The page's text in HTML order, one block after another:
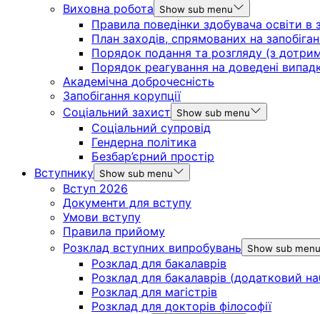
Виховна робота
Show sub menu
Правила поведінки здобувача освіти в
План заходів, спрямованих на
Порядок подання та розгляду (з
Порядок реагування на доведені
Академічна доброчесність
Запобігання корупції
Соціальний захист
Show sub menu
Соціальний супровід
Гендерна політика
Безбар’єрний простір
Вступнику Show sub menu
Вступ 2026
Документи для вступу
Умови вступу
Правила прийому
Розклад вступних випробувань
Show sub menu
Розклад для бакалаврів
Розклад для бакалаврів (додатковий
Розклад для магістрів
Розклад для докторів філософії